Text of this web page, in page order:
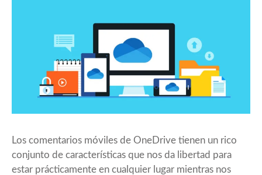
Los comentarios móviles de OneDrive tienen un rico
conjunto de características que nos da libertad para
estar prácticamente en cualquier lugar mientras nos